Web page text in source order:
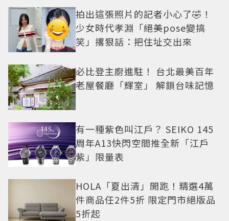
拍出這張照片的記者小心了🤣！
少女時代孝淵「絕美pose變搞
笑」撂狠話：把住址交出來
必比登主廚進駐！ 台北最美百年
老屋餐廳「輝室」 解鎖台味記憶
有一種紫色叫江戶？ SEIKO 145
周年A13快閃空間推全新「江戶
紫」限量表
HOLA「夏出清」開跑！精選4萬
件商品任2件5折 限定門市絕版品
5折起